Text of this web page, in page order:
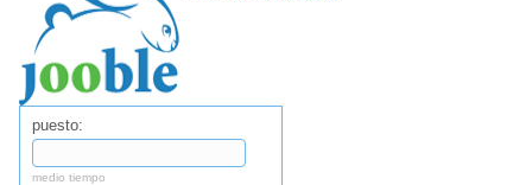
puesto:
medio tiempo